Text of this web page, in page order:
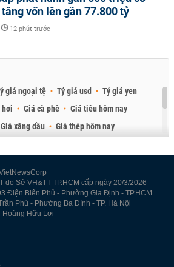
vốn lên gần 77.800 tỷ
12 phút trước
giá ngoại tệ Tỷ giá usd
Tỷ giá yen
hơi Giá cà phê
Giá tiêu hôm nay
Giá xăng dầu
Giá thép hôm nay
do Sở VH&TT TP.HCM cấp ngày 20/3/2026
Điện Biên Phủ - Phường Gia Định - TP.HCM
Phú - Phường Ba Đình - TP. Hà Nội
Hoàng Hữu Lợi